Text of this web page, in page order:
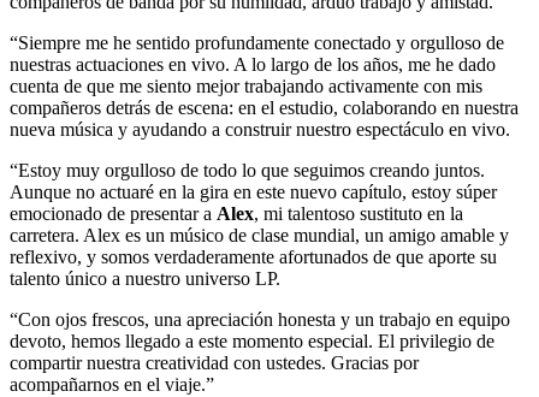
“Siempre me he sentido profundamente conectado y orgulloso de
nuestras actuaciones en vivo. A lo largo de los años, me he dado
cuenta de que me siento mejor trabajando activamente con mis
compañeros detrás de escena: en el estudio, colaborando en nuestra
nueva música y ayudando a construir nuestro espectáculo en vivo.
“Estoy muy orgulloso de todo lo que seguimos creando juntos.
Aunque no actuaré en la gira en este nuevo capítulo, estoy súper
emocionado de presentar a Alex, mi talentoso sustituto en la
carretera. Alex es un músico de clase mundial, un amigo amable y
reflexivo, y somos verdaderamente afortunados de que aporte su
talento único a nuestro universo LP.
“Con ojos frescos, una apreciación honesta y un trabajo en equipo
devoto, hemos llegado a este momento especial. El privilegio de
compartir nuestra creatividad con ustedes. Gracias por
acompañarnos en el viaje.”